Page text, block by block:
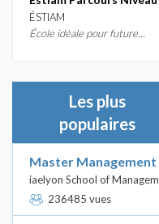
ÉSTIAM
École idéale pour future...
Les plus
populaires
Master Management
iaelyon School of
236485 vues